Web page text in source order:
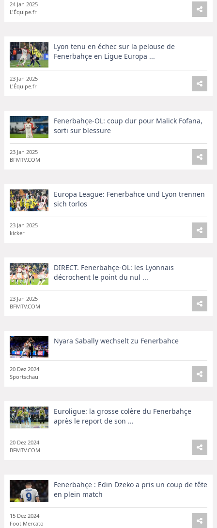
24 Jan 2025
L'Équipe.fr
Lyon tenu en échec sur la pelouse de
Fenerbahçe en Ligue Europa ...
23 Jan 2025
L'Équipe.fr
Fenerbahçe-OL: coup dur pour Malick Fofana,
sorti sur blessure
23 Jan 2025
BFMTV.COM
Europa League: Fenerbahce und Lyon trennen
sich torlos
23 Jan 2025
kicker
DIRECT. Fenerbahçe-OL: les Lyonnais
décrochent le point du nul ...
23 Jan 2025
BFMTV.COM
Nyara Sabally wechselt zu Fenerbahce
20 Dez 2024
Sportschau
Euroligue: la grosse colère du Fenerbahçe
après le report de son ...
20 Dez 2024
BFMTV.COM
Fenerbahçe : Edin Dzeko a pris un coup de tête
en plein match
15 Dez 2024
Foot Mercato